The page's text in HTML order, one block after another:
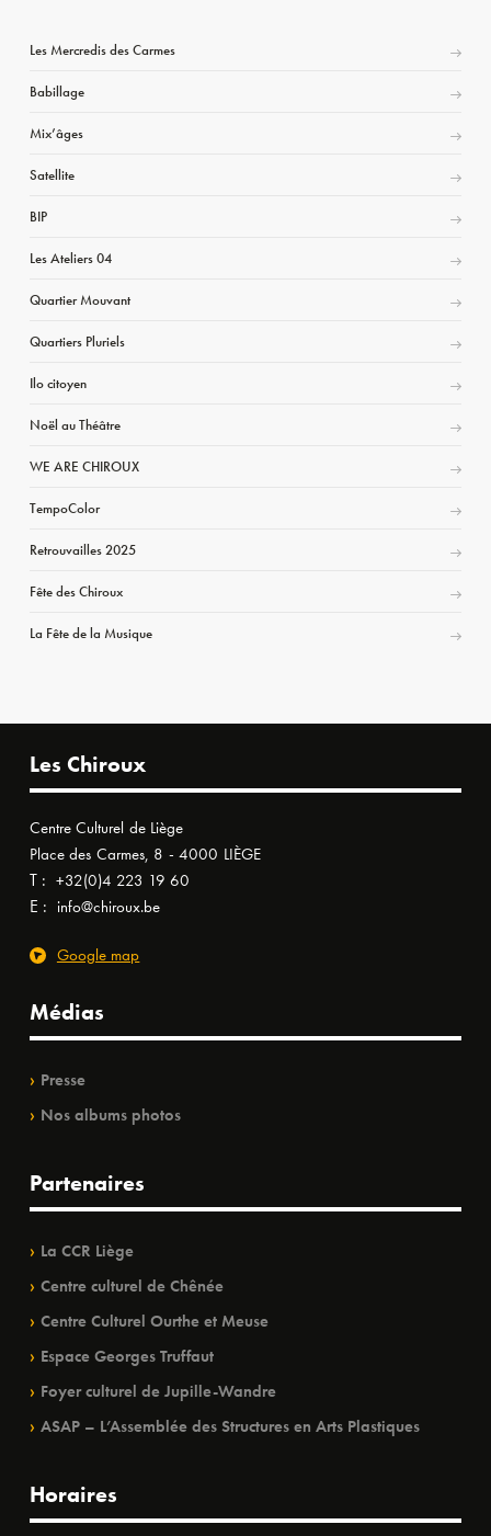
Les Mercredis des Carmes
Babillage
Mix’âges
Satellite
BIP
Les Ateliers 04
Quartier Mouvant
Quartiers Pluriels
Ilo citoyen
Noël au Théâtre
WE ARE CHIROUX
TempoColor
Retrouvailles 2025
Fête des Chiroux
La Fête de la Musique
Les Chiroux
Centre Culturel de Liège
Place des Carmes, 8 - 4000 LIÈGE
T : +32(0)4 223 19 60
E : info@chiroux.be
Google map
Médias
Presse
Nos albums photos
Partenaires
La CCR Liège
Centre culturel de Chênée
Centre Culturel Ourthe et Meuse
Espace Georges Truffaut
Foyer culturel de Jupille-Wandre
ASAP – L’Assemblée des Structures en Arts Plastiques
Horaires